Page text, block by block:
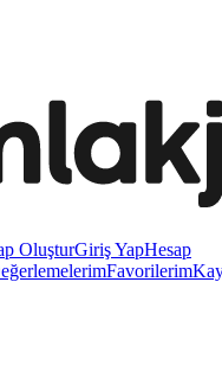
OluşturGiriş YapHesap
Favorilerim